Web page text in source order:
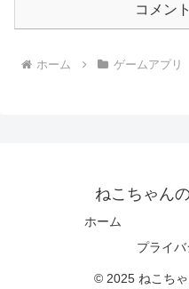
コメン
ホーム ゲームアプリ
ねこちゃん
ホーム
プライ
© 2025 ねこち